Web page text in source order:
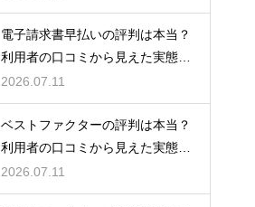
電子請求書早払いの評判は本当？
利用者の口コミから見えた実態を
検証
2026.07.11
ベストファクターの評判は本当？
利用者の口コミから見えた実態を
検証
2026.07.11